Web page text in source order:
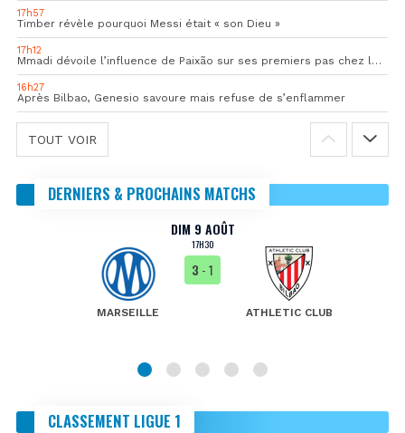
17h57
Timber révèle pourquoi Messi était « son Dieu »
17h12
Mmadi dévoile l’influence de Paixão sur ses premiers pas chez les pros
16h27
Après Bilbao, Genesio savoure mais refuse de s’enflammer
TOUT VOIR
DERNIERS & PROCHAINS MATCHS
DIM 9 AOÛT
17H30
MARSEILLE
3 - 1
ATHLETIC CLUB
CLASSEMENT LIGUE 1